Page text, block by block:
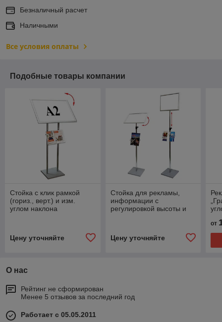
Безналичный расчет
Наличными
Все условия оплаты
Подобные товары компании
Стойка с клик рамкой
(гориз., верт.) и изм.
углом наклона
Цену уточняйте
Стойка для рекламы,
информации с
регулировкой высоты и
Цену уточняйте
от
О нас
Рейтинг не сформирован
Менее 5 отзывов за последний год
Работает с 05.05.2011